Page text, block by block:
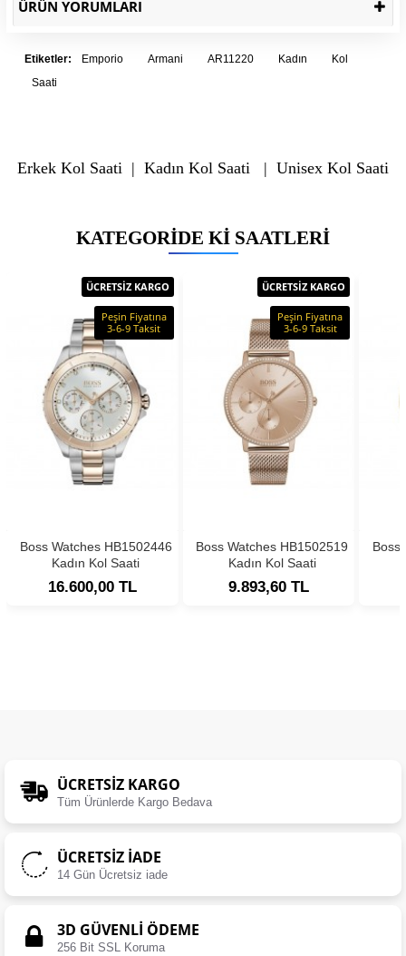
ÜRÜN YORUMLARI
Etiketler: Emporio Armani AR11220 Kadın
Kol
Saati
Erkek Kol Saati| Kadın Kol Saati| Unisex Kol Saati
KATEGORIDE KI SAATLERI
ÜCRETSİZ KARGO
Peşin Fiyatına
3-6-9 Taksit
Boss Watches HB1502446
Kadın Kol Saati
16.600,00 TL
ÜCRETSİZ KARGO
Peşin Fiyatına
3-6-9 Taksit
Boss Watches HB1502519
Kadın Kol Saati
9.893,60 TL
Boss
ÜCRETSIZ KARGO
Tüm Ürünlerde Kargo Bedava
ÜCRETSIZ İADE
14 Gün Ücretsiz iade
3D GÜVENLİ ÖDEME
256 Bit SSL Koruma